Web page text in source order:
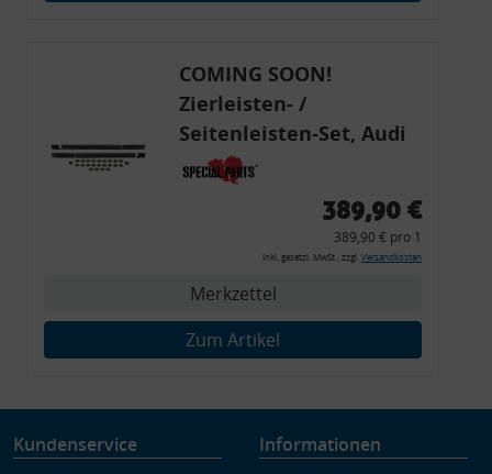
COMING SOON!
Zierleisten- /
Seitenleisten-Set, Audi
80 Cabrio, Coupe, S2, (6x
Zierleiste, 2x Kappe,
Montagewerkzeug)
389,90 €
389,90 € pro 1
inkl. gesetzl. MwSt., zzgl. Versandkosten
Merkzettel
Zum Artikel
Kundenservice Informationen